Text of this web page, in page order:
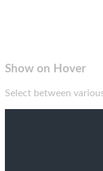
Show on Hover
Select between